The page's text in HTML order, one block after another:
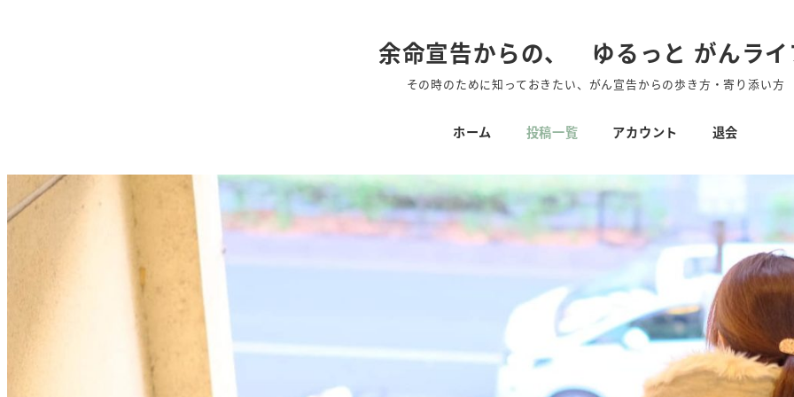
余命宣告からの、 ゆるっと がんラ
その時のために知っておきたい、がん宣告からの歩き方・寄り添い方
ホーム 投稿一覧 アカウント 退会